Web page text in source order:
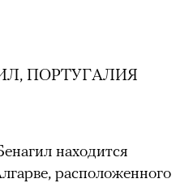
ПОРТУГАЛИЯ
находится
расположенного